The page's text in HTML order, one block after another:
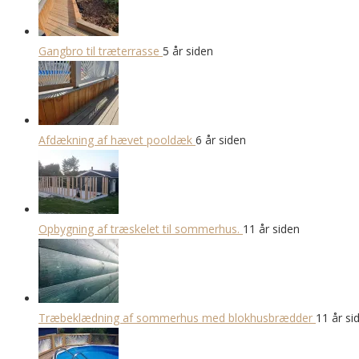
Gangbro til træterrasse 5 år siden
Afdækning af hævet pooldæk 6 år siden
Opbygning af træskelet til sommerhus. 11 år siden
Træbeklædning af sommerhus med blokhusbrædder 11 år